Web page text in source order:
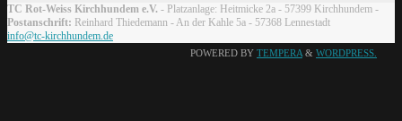
TC Rot-Weiss Kirchhundem e.V. - Platzanlage: Heitmicke 2a - 57399 Kirchhundem -
Postanschrift: Reinhard Thiedemann - An der Kahle 5a - 57368 Lennestadt
info@tc-kirchhundem.de
POWERED BY TEMPERA & WORDPRESS.